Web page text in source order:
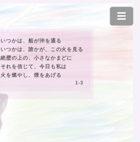
いつかは、船が沖を通る
いつかは、誰かが、この火を見る
絶壁の上の、小さなかまどに
それを信じて、今日も私は
火を燃やし、煙をあげる
1-3